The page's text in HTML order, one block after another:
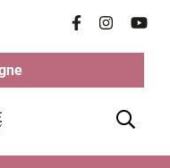
d'accessibilité
Lien vers le
Lien vers
Lien
dans un nouvel
dans un nouvel